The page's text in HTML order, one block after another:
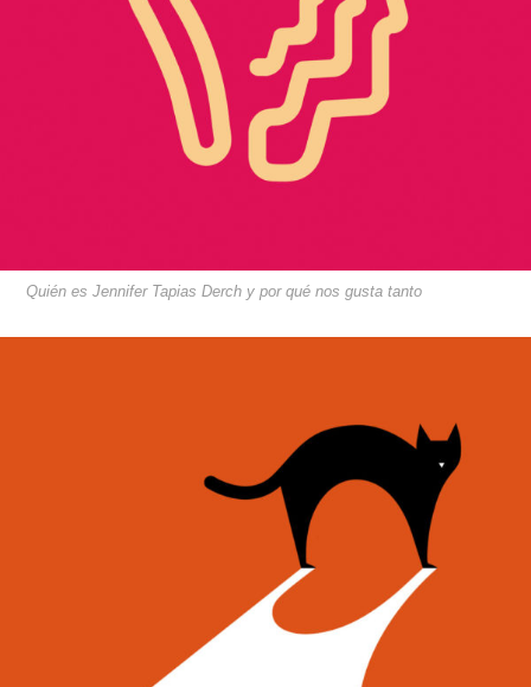
Quién es Jennifer Tapias Derch y por qué nos gusta tanto